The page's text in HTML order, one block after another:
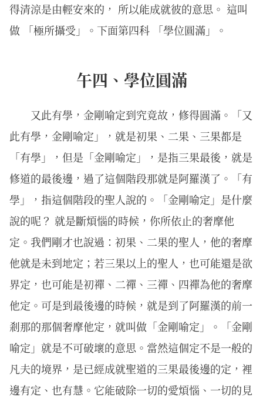
得清涼是由輕安來的， 所以能成就彼的意思。 這叫
做 「極所攝受」。下面第四科 「學位圓滿」。
午四、學位圓滿
又此有學，金剛喻定到究竟故，修得圓滿。「又
此有學，金剛喻定」，就是初果、二果、三果都是
「有學」，但是「金剛喻定」，是指三果最後，就是
修道的最後邊，過了這個階段那就是阿羅漢了。「有
學」，指這個階段的聖人說的。「金剛喻定」是什麼
說的呢？ 就是斷煩惱的時候，你所依止的奢摩他
定。我們剛才也說過：初果、二果的聖人，他的奢摩
他就是未到地定；若三果以上的聖人，也可能還是欲
界定，也可能是初禪、二禪、三禪、四禪為他的奢摩
他定。可是到最後邊的時候，就是到了阿羅漢的前一
剎那的那個奢摩他定，就叫做「金剛喻定」。「金剛
喻定」就是不可破壞的意思。當然這個定不是一般的
凡夫的境界，是已經成就聖道的三果最後邊的定，裡
邊有定、也有慧。它能破除一切的愛煩惱、一切的見